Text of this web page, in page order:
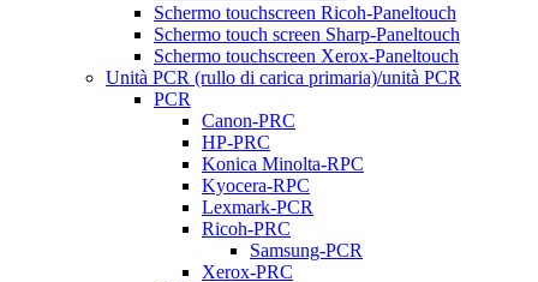
Schermo touchscreen Ricoh-Paneltouch
Schermo touch screen Sharp-Paneltouch
Schermo touchscreen Xerox-Paneltouch
Unità PCR (rullo di carica primaria)/unità PCR
PCR
Canon-PRC
HP-PRC
Konica Minolta-RPC
Kyocera-RPC
Lexmark-PCR
Ricoh-PRC
Samsung-PCR
Xerox-PRC